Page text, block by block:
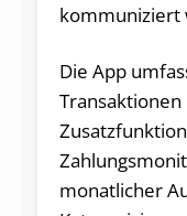
kommuniziert
Die App
monatlicher